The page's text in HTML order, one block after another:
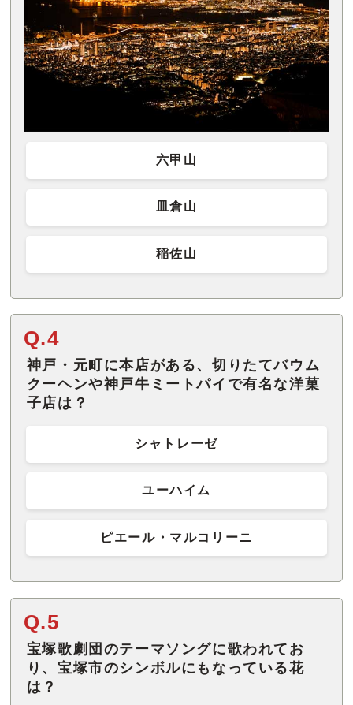
六甲山
皿倉山
稲佐山
Q.4
神戸・元町に本店がある、切りたてバウム
クーヘンや神戸牛ミートパイで有名な洋菓
子店は？
シャトレーゼ
ユーハイム
ピエール・マルコリーニ
Q.5
宝塚歌劇団のテーマソングに歌われてお
り、宝塚市のシンボルにもなっている花
は？